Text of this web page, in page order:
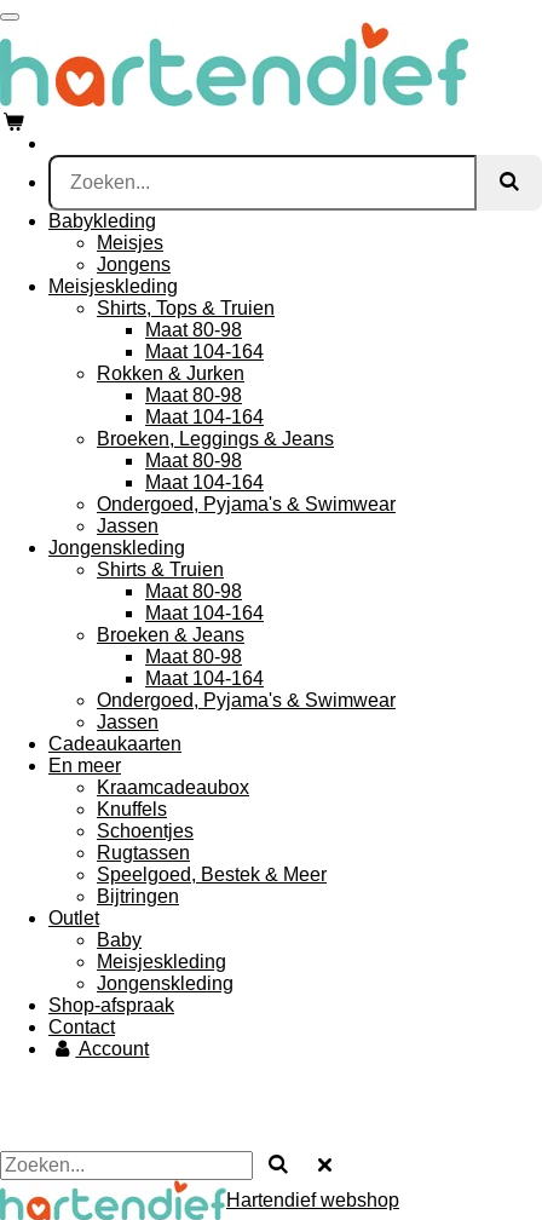
Ga
direct
naar
hoofdinhoud
Babykleding
Meisjes
Jongens
Meisjeskleding
Shirts, Tops & Truien
Maat 80-98
Maat 104-164
Rokken & Jurken
Maat 80-98
Maat 104-164
Broeken, Leggings & Jeans
Maat 80-98
Maat 104-164
Ondergoed, Pyjama's & Swimwear
Jassen
Jongenskleding
Shirts & Truien
Maat 80-98
Maat 104-164
Broeken & Jeans
Maat 80-98
Maat 104-164
Ondergoed, Pyjama's & Swimwear
Jassen
Cadeaukaarten
En meer
Kraamcadeaubox
Knuffels
Schoentjes
Rugtassen
Speelgoed, Bestek & Meer
Bijtringen
Outlet
Baby
Meisjeskleding
Jongenskleding
Shop-afspraak
Contact
Account
Hartendief webshop